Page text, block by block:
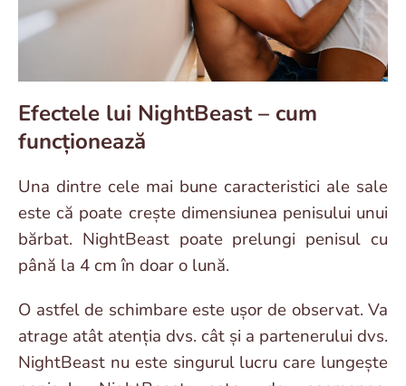
Efectele lui NightBeast – cum
funcționează
Una dintre cele mai bune caracteristici ale sale
este că poate crește dimensiunea penisului unui
bărbat. NightBeast poate prelungi penisul cu
până la 4 cm în doar o lună.
O astfel de schimbare este ușor de observat. Va
atrage atât atenția dvs. cât și a partenerului dvs.
NightBeast nu este singurul lucru care lungește